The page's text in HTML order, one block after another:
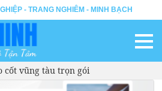
- TRANG NGHIÊM - MINH BẠCH
cốt vũng tàu trọn gói